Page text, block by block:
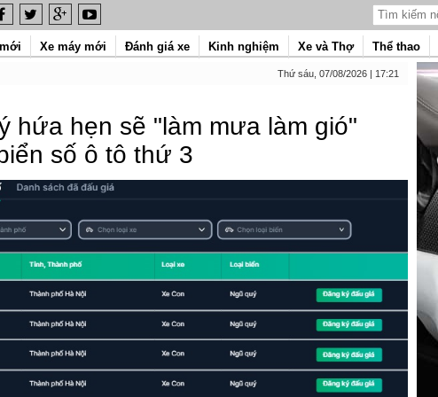
Xe máy mới Đánh giá xe Kinh nghiệm Xe và Thợ Thể thao
Thứ sáu, 07/08/2026 | 17:21
hứa hẹn sẽ "làm mưa làm gió"
số ô tô thứ 3